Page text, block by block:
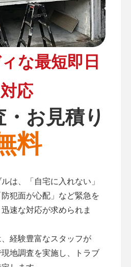
な最短即日
対応
お見積り
料
は、「自宅に入れない」
防犯面が心配」など緊急を
速な対応が求められま
経験豊富なスタッフが
現地調査を実施し、トラブ